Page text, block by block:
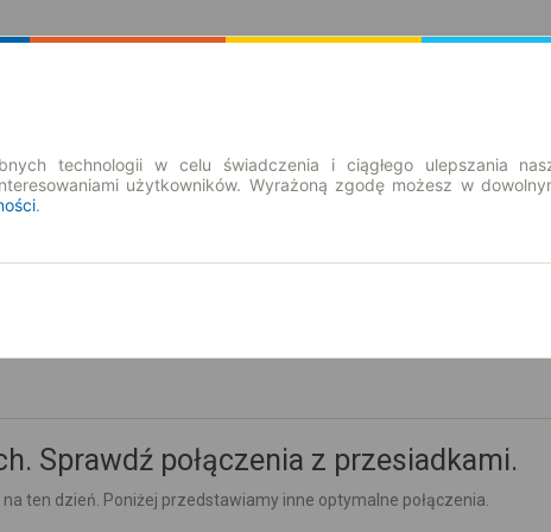
Sprawdź połączenia z przesiadkami.
ten dzień. Poniżej przedstawiamy inne optymalne połączenia.
technologii w celu świadczenia i ciągłego ulepszania
użytkowników. Wyrażoną zgodę możesz w
.